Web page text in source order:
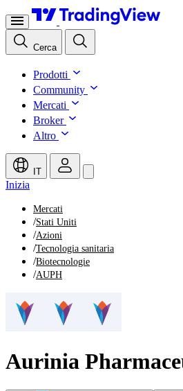
Cerca
Prodotti
Community
Mercati
Broker
Altro
IT
Inizia
Mercati
/Stati Uniti
/Azioni
/Tecnologia sanitaria
/Biotecnologie
/AUPH
Aurinia